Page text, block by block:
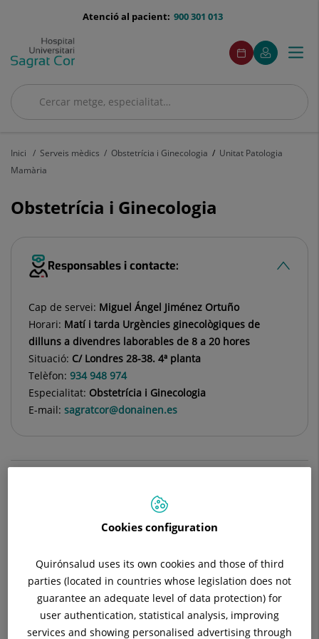
menu-
900 301 013
Atenció al pacient:
Cercar
Cercar
menuAcceso
Demaneu
cita
Aquest
enllaç
s'obrirà
una
El
meu
Aquest
enllaç
s'obrirà
una
finestra
Menú
Inici Serveis mèdics Obstetrícia i Ginecologia
Unitat Patologia
Mamària
Obstetrícia i Ginecologia
Responsables i contacte:
Cap de servei: Miguel Ángel Jiménez Ortuño
Horari: Matí i tarda Urgències ginecològiques de
dilluns a divendres laborables de 8 a 20 hores
Situació: C/ Londres 28-38. 4ª planta
Telèfon: 934 948 974
Especialitat: Obstetrícia i Ginecologia
E-mail: sagratcor@donainen.es
Equip Mèdic
Responsables de la Unitat de Patologia Mamària:Dr. Ignasi
Valls Massana i Dr. Ignacio Lonaiz
El Servei de Ginecologia i Obstetrícia de l'Hospital Universitari
Cookies configuration
Quirónsalud uses its own cookies and those of third
parties (located in countries whose legislation does not
guarantee an adequate level of data protection) for
user authentication, statistical analysis, improving
services and showing personalised advertising through